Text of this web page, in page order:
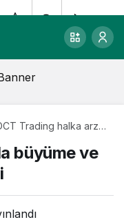
Trading halka arzla
girdi
büyüme ve
0 Paylaş